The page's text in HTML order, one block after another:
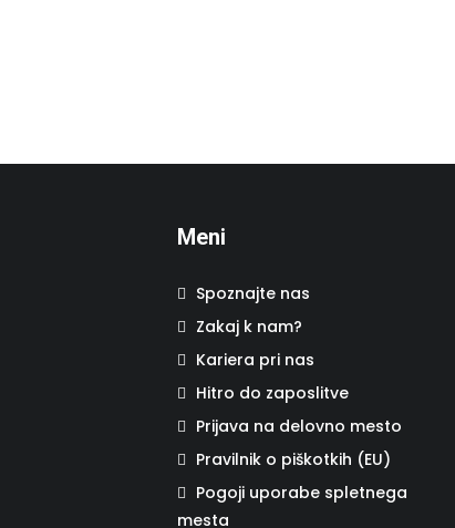
Meni
Spoznajte nas
Zakaj k nam?
Kariera pri nas
Hitro do zaposlitve
Prijava na delovno mesto
Pravilnik o piškotkih (EU)
Pogoji uporabe spletnega
mesta